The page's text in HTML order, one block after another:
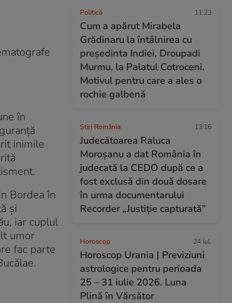
în
inimile
Bordea în
și
iar cuplul
umor
fac parte
Politică 11:23
Cum a apărut Mirabela
Grădinaru la întâlnirea cu
președinta Indiei, Droupadi
Murmu, la Palatul Cotroceni.
Motivul pentru care a ales o
rochie galbenă
Știri România 13:16
Judecătoarea Raluca
Moroșanu a dat România în
judecată la CEDO după ce a
fost exclusă din două dosare
în urma documentarului
Recorder „Justiție capturată”
Horoscop 24 iul.
Horoscop Urania | Previziuni
astrologice pentru perioada
25 – 31 iulie 2026. Luna
Plină în Vărsător